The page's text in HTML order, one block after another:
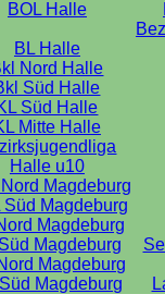
BOL Halle
BL Halle
Nord Halle
Süd Halle
Süd Halle
Mitte Halle
Halle u10
Nord Magdeburg
Süd Magdeburg
Magdeburg
Magdeburg
Magdeburg
Magdeburg